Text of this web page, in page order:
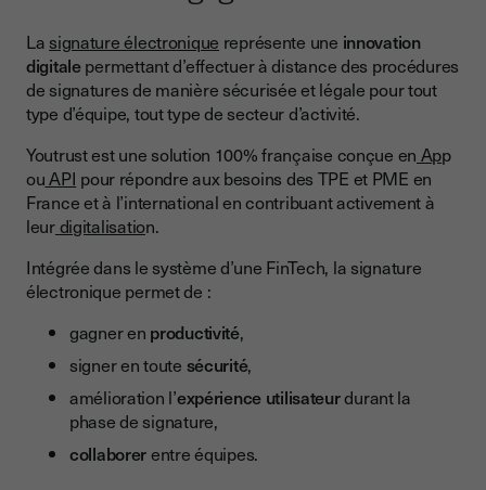
La signature électronique représente une innovation
digitalepermettant d’effectuer à distance des procédures
de signatures de manière sécurisée et légale pour tout
type d’équipe, tout type de secteur d’activité.
Youtrust est une solution 100% française conçue en App
ouAPI pour répondre aux besoins des TPE et PME en
France et à l’international en contribuant activement à
leurdigitalisation.
Intégrée dans le système d’une FinTech, la signature
électronique permet de :
gagner en productivité,
signer en toute sécurité,
amélioration l’expérience utilisateurdurant la
phase de signature,
collaborerentre équipes.